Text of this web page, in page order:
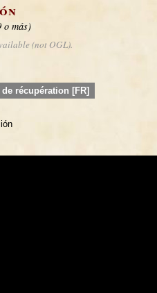
o más)
(not OGL).
de récupération [FR]